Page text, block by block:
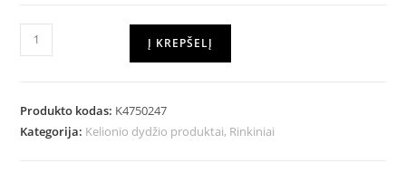
Į KREPŠELĮ
Produkto kodas: K4750247
Kategorija: Kelionio dydžio produktai, Rinkiniai